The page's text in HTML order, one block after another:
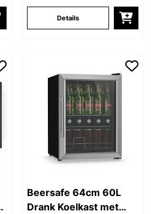
Details
Beersafe 64cm 60L
Drank Koelkast met